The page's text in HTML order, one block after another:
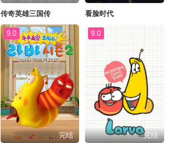
传奇英雄三国传 看脸时代
9.0
完结
9.0
完结